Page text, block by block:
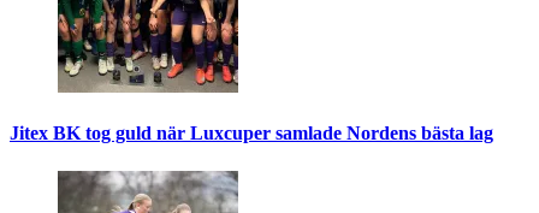
Jitex BK tog guld när Luxcuper samlade Nordens bästa lag